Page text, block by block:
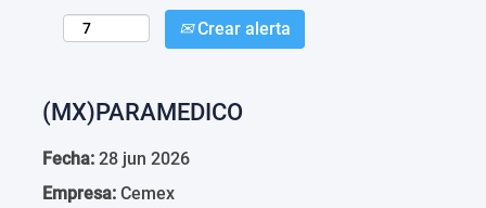
Crear alerta
(MX)PARAMEDICO
Fecha: 28 jun 2026
Empresa: Cemex